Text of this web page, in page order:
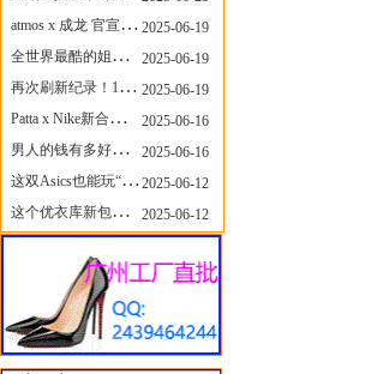
atmos x 成龙 官宣，《警察故事》联名短袖公布！
2025-06-19
全世界最酷的姐姐，和Nike联名的鞋要来了！
2025-06-19
再次刷新纪录！14只 LABUBU 共拍出240万元
2025-06-19
Patta x Nike新合作提前泄露，这次的服饰周边也有亮点？
2025-06-16
男人的钱有多好赚？四个大学生创业卖短裤，年销8个亿！
2025-06-16
这双Asics也能玩“牛仔感”？TOGA联名即将登场！
2025-06-12
这个优衣库新包，能火起来吗？
2025-06-12